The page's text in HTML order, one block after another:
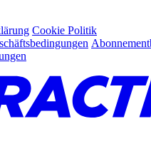
Cookie Politik